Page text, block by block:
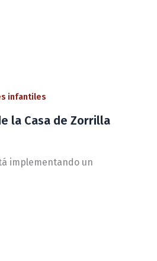
infantiles
la Casa de Zorrilla
implementando un